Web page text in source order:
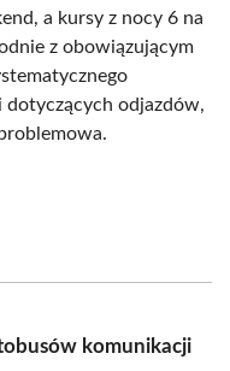
a kursy z nocy 6 na
z obowiązującym
odjazdów,
komunikacji